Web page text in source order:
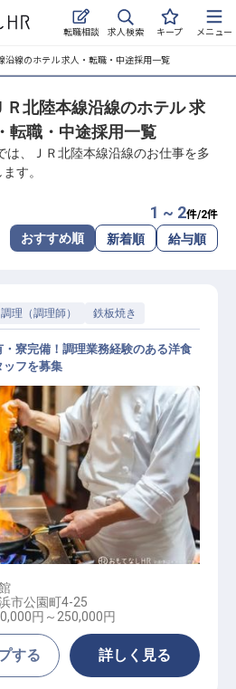
転職相談 求人検索 キープ メニュー
を探す
求人
HRについて
問
泊業界情報コラム
転職サポートに申し込む
をお考えの企業様へ
沿線のホテル 求人・転職・中途採用一覧
Ｒ北陸本線沿線のホテル 求
転職・中途採用一覧
は、ＪＲ北陸本線沿線のお仕事を多
す。
1 ~ 2件/2件
おすすめ順 新着順 給与順
調理（調理師） 鉄板焼き
理
・寮完備！調理業務経験のある洋食
ッフを募集
市公園町4-25
円～ 250,000円
する 詳しく見る